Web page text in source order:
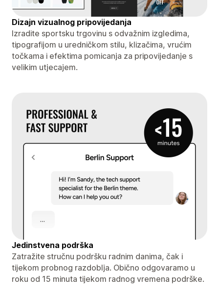
Dizajn vizualnog pripovijedanja
Izradite sportsku trgovinu s odvažnim izgledima,
tipografijom u uredničkom stilu, klizačima, vrućim
točkama i efektima pomicanja za pripovijedanje s
velikim utjecajem.
Jedinstvena podrška
Zatražite stručnu podršku radnim danima, čak i
tijekom probnog razdoblja. Obično odgovaramo u
roku od 15 minuta tijekom radnog vremena podrške.